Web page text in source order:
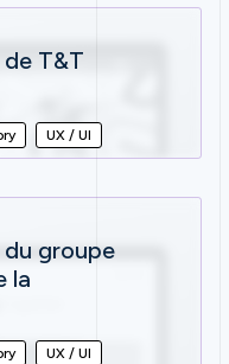
T&T
UX / UI
groupe
la
UX / UI